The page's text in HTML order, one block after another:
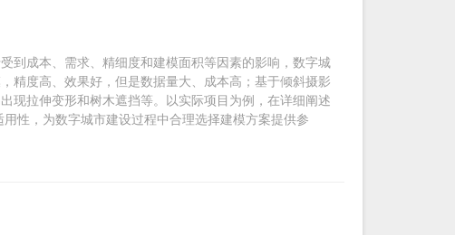
到成本、需求、精细度和建模面积等因素的影响，数字城
精度高、效果好，但是数据量大、成本高；基于倾斜摄影
现拉伸变形和树木遮挡等。以实际项目为例，在详细阐述
性，为数字城市建设过程中合理选择建模方案提供参